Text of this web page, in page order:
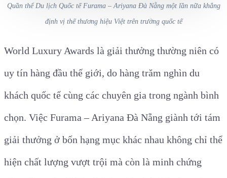
Quần thể Du lịch Quốc tế Furama – Ariyana Đà Nẵng một lần nữa khẳng
định vị thế thương hiệu Việt trên trường quốc tế
World Luxury Awards là giải thưởng thường niên có
uy tín hàng đầu thế giới, do hàng trăm nghìn du
khách quốc tế cùng các chuyên gia trong ngành bình
chọn. Việc Furama – Ariyana Đà Nẵng giành tới tám
giải thưởng ở bốn hạng mục khác nhau không chỉ thể
hiện chất lượng vượt trội mà còn là minh chứng